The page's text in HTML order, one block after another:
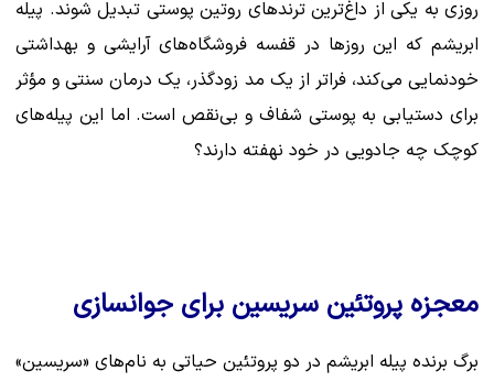
روزی به یکی از داغ‌ترین ترندهای روتین پوستی تبدیل شوند. پیله
ابریشم که این روزها در قفسه فروشگاه‌های آرایشی و بهداشتی
خودنمایی می‌کند، فراتر از یک مد زودگذر، یک درمان سنتی و مؤثر
برای دستیابی به پوستی شفاف و بی‌نقص است. اما این پیله‌های
کوچک چه جادویی در خود نهفته دارند؟
معجزه پروتئین سریسین برای جوانسازی
برگ برنده پیله ابریشم در دو پروتئین حیاتی به نام‌های «سریسین»